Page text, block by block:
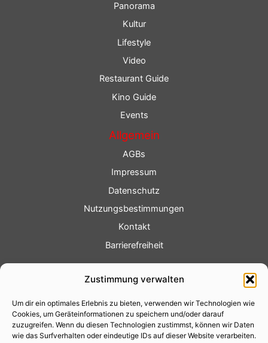
Zustimmung verwalten
Um dir ein optimales Erlebnis zu bieten, verwenden wir Technologien wie
Cookies, um Geräteinformationen zu speichern und/oder darauf
zuzugreifen. Wenn du diesen Technologien zustimmst, können wir Daten
wie das Surfverhalten oder eindeutige IDs auf dieser Website verarbeiten.
Panorama
Kultur
Lifestyle
Video
Restaurant Guide
Kino Guide
Events
Allgemein
AGBs
Impressum
Datenschutz
Nutzungsbestimmungen
Kontakt
Barrierefreiheit
Fotoservice
Videoservice
Werbung